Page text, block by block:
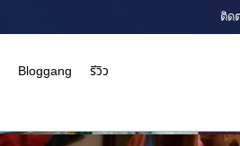
ติด
Bloggang
รีวิว